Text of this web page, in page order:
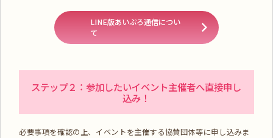
LINE版あいぷろ通信につい
て
ステップ２：参加したいイベント主催者へ直接申し
込み！
必要事項を確認の上、イベントを主催する協賛団体等に申し込みま